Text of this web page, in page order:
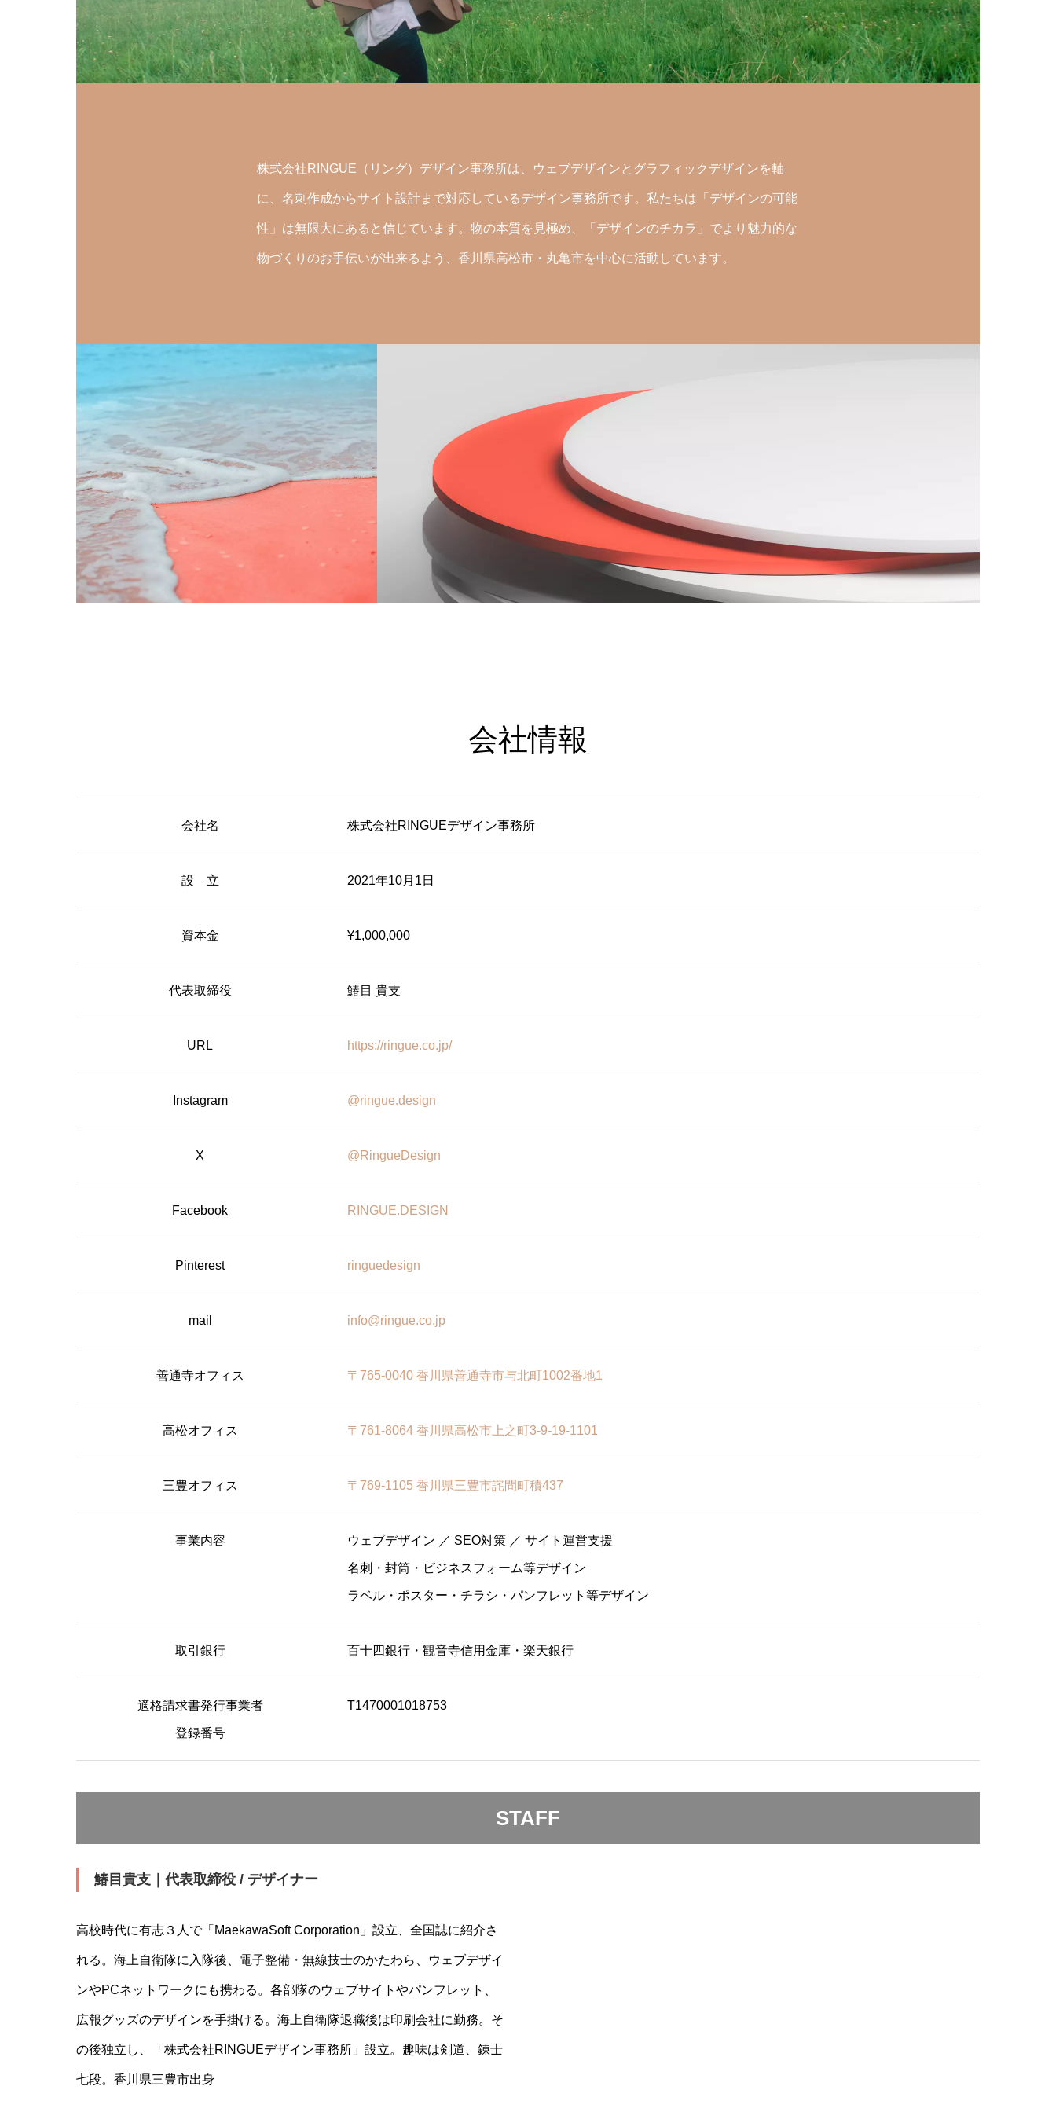
株式会社RINGUE（リング）デザイン事務所は、ウェブデザインとグラフィックデザインを軸
に、名刺作成からサイト設計まで対応しているデザイン事務所です。私たちは「デザインの可能
性」は無限大にあると信じています。物の本質を見極め、「デザインのチカラ」でより魅力的な
物づくりのお手伝いが出来るよう、香川県高松市・丸亀市を中心に活動しています。
会社情報
会社名 株式会社RINGUEデザイン事務所
設 立 2021年10月1日
資本金 ¥1,000,000
代表取締役 鰆目 貴支
URL https://ringue.co.jp/
Instagram @ringue.design
X @RingueDesign
Facebook RINGUE.DESIGN
Pinterest ringuedesign
mail info@ringue.co.jp
善通寺オフィス 〒765-0040 香川県善通寺市与北町1002番地1
高松オフィス 〒761-8064 香川県高松市上之町3-9-19-1101
三豊オフィス 〒769-1105 香川県三豊市詫間町積437
事業内容 ウェブデザイン ／ SEO対策 ／ サイト運営支援
名刺・封筒・ビジネスフォーム等デザイン
ラベル・ポスター・チラシ・パンフレット等デザイン
取引銀行 百十四銀行・観音寺信用金庫・楽天銀行
適格請求書発行事業者
登録番号
T1470001018753
STAFF
鰆目貴支｜代表取締役 / デザイナー
高校時代に有志３人で「MaekawaSoft Corporation」設立、全国誌に紹介さ
れる。海上自衛隊に入隊後、電子整備・無線技士のかたわら、ウェブデザイ
ンやPCネットワークにも携わる。各部隊のウェブサイトやパンフレット、
広報グッズのデザインを手掛ける。海上自衛隊退職後は印刷会社に勤務。そ
の後独立し、「株式会社RINGUEデザイン事務所」設立。趣味は剣道、錬士
七段。香川県三豊市出身